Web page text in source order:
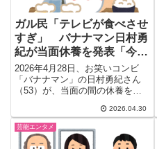
ガル民「テレビが食べさせ
すぎ」 バナナマン日村勇
紀が当面休養を発表「今年
に入ってから体調崩すこと
多く」
2026年4月28日、お笑いコンビ
「バナナマン」の日村勇紀さん
（53）が、当面の間の休養を発
2026.04.30
芸能エンタメ